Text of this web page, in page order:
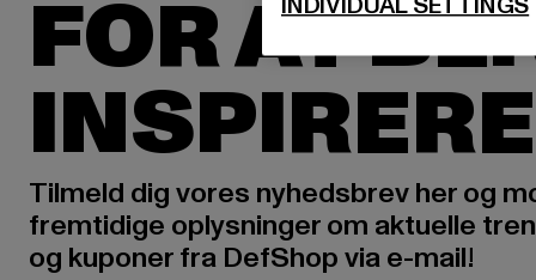
FOR AT
Tilmeld dig vores nyhedsbrev her og
fremtidige oplysninger om aktuelle
og kuponer fra DefShop via e-mail!